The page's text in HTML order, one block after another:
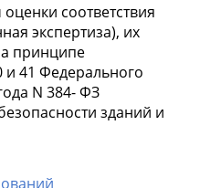
соответствия
экспертиза), их
принципе
и 41 Федерального
N 384- ФЗ
зданий и